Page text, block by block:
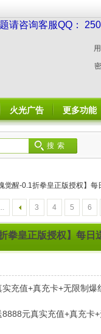
请咨询客服QQ：
火光广告 更多功能
搜索
觉醒-0.1折拳皇正版授权】每
3 4 5 6
拳皇正版授权】每日
充值+真充卡+无限制爆
元真实充值+真充卡+